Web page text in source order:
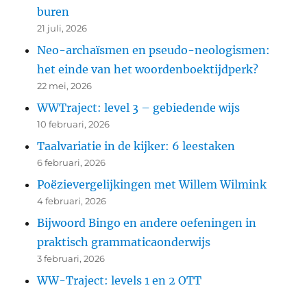
buren
21 juli, 2026
Neo-archaïsmen en pseudo-neologismen:
het einde van het woordenboektijdperk?
22 mei, 2026
WWTraject: level 3 – gebiedende wijs
10 februari, 2026
Taalvariatie in de kijker: 6 leestaken
6 februari, 2026
Poëzievergelijkingen met Willem Wilmink
4 februari, 2026
Bijwoord Bingo en andere oefeningen in
praktisch grammaticaonderwijs
3 februari, 2026
WW-Traject: levels 1 en 2 OTT